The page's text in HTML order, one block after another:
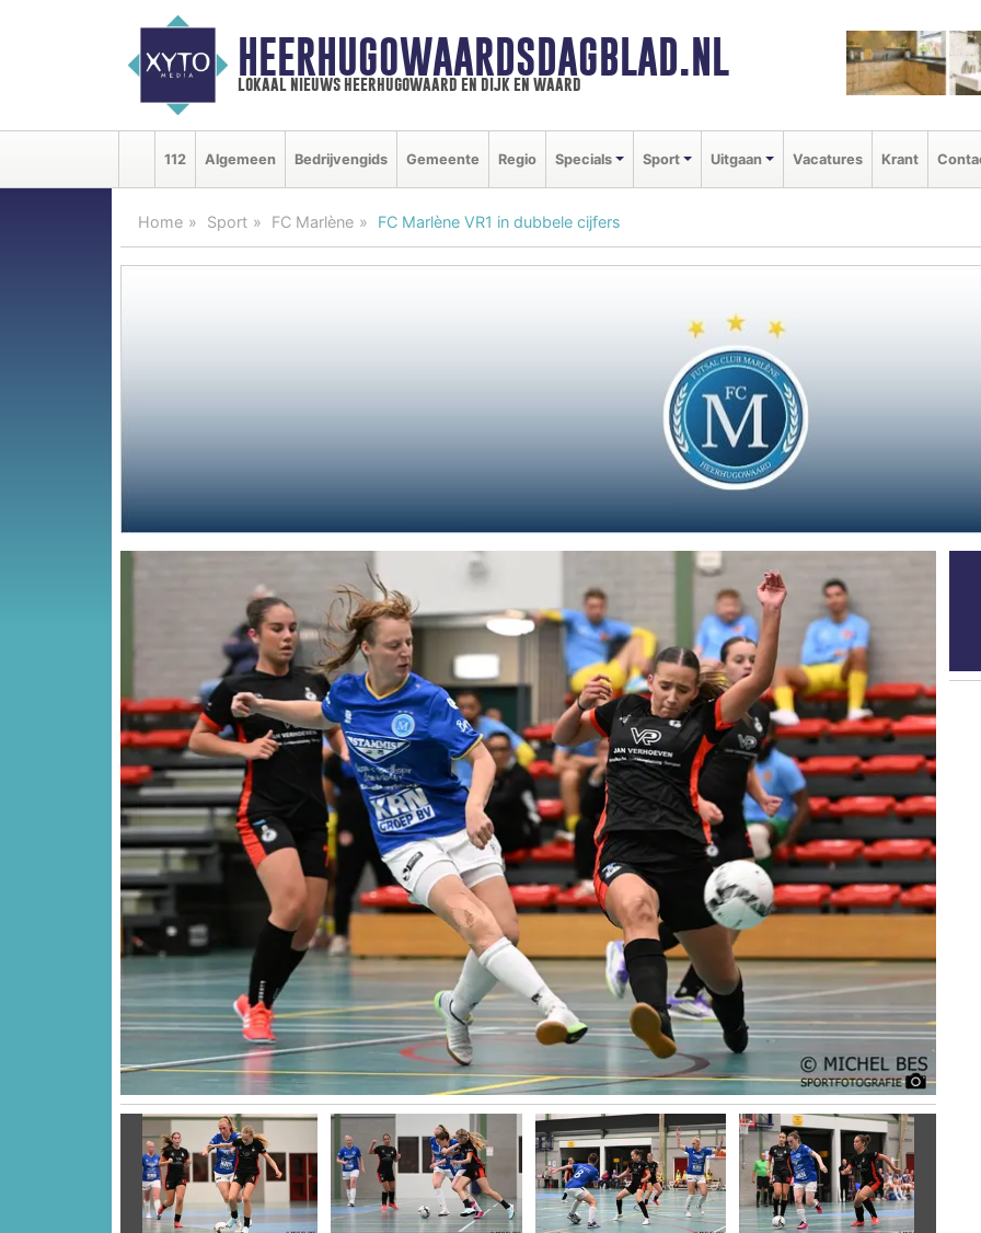
HEERHUGOWAARDSDAGBLAD.NL
lokaal nieuws heerhugowaard en dijk en waard
112 Algemeen Bedrijvengids Gemeente Regio Specials Sport Uitgaan Vacatures Krant
Home Sport FC Marlène FC Marlène VR1 in dubbele cijfers
Vorige